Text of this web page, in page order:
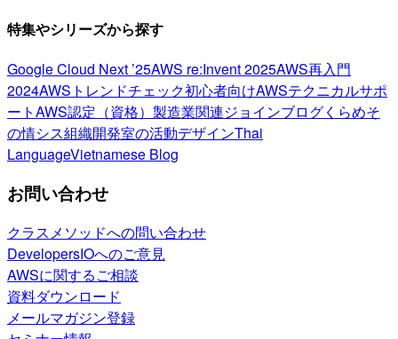
特集やシリーズから探す
Google Cloud Next ’25AWS re:Invent 2025AWS再入門
2024AWSトレンドチェック初心者向けAWSテクニカルサポ
ートAWS認定（資格） 製造業関連ジョインブログくらめそ
の情シス組織開発室の活動デザインThai
LanguageVietnamese Blog
お問い合わせ
クラスメソッドへの問い合わせ
DevelopersIOへのご意見
AWSに関するご相談
資料ダウンロード
メールマガジン登録